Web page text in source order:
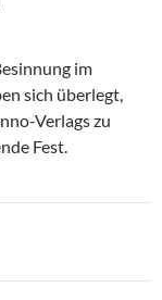
im
sich überlegt,
Verlags zu
Fest.